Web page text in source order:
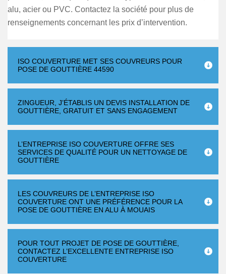
alu, acier ou PVC. Contactez la société pour plus de
renseignements concernant les prix d’intervention.
ISO COUVERTURE MET SES COUVREURS POUR
POSE DE GOUTTIÈRE 44590
ZINGUEUR, J’ÉTABLIS UN DEVIS INSTALLATION DE
GOUTTIÈRE, GRATUIT ET SANS ENGAGEMENT
L’ENTREPRISE ISO COUVERTURE OFFRE SES
SERVICES DE QUALITÉ POUR UN NETTOYAGE DE
GOUTTIÈRE
LES COUVREURS DE L’ENTREPRISE ISO
COUVERTURE ONT UNE PRÉFÉRENCE POUR LA
POSE DE GOUTTIÈRE EN ALU À MOUAIS
POUR TOUT PROJET DE POSE DE GOUTTIÈRE,
CONTACTEZ L’EXCELLENTE ENTREPRISE ISO
COUVERTURE